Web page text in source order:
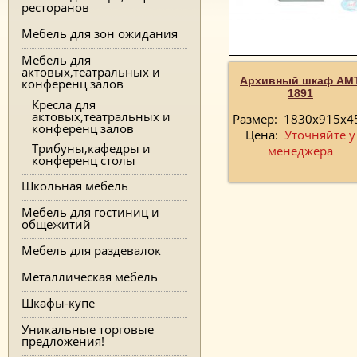
ресторанов
Мебель для зон ожидания
Мебель для
актовых,театральных и
конференц залов
Кресла для
актовых,театральных и
конференц залов
Трибуны,кафедры и
конференц столы
Школьная мебель
Мебель для гостиниц и
общежитий
Мебель для раздевалок
Металлическая мебель
Шкафы-купе
Уникальные торговые
предложения!
Архивный шкаф
1891
Размер:
Цена: Уточняйте у
менеджера